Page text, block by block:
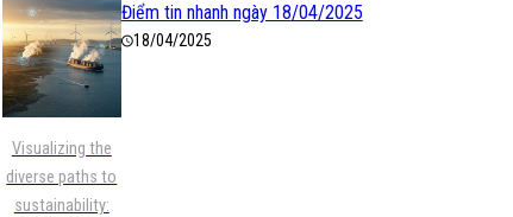
Visualizing the
diverse paths to
sustainability:
Điểm tin nhanh ngày 18/04/2025
18/04/2025